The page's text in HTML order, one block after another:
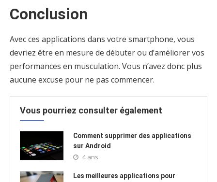
Conclusion
Avec ces applications dans votre smartphone, vous
devriez être en mesure de débuter ou d’améliorer vos
performances en musculation. Vous n’avez donc plus
aucune excuse pour ne pas commencer.
Vous pourriez consulter également
Comment supprimer des applications
sur Android
4 ans
Les meilleures applications pour